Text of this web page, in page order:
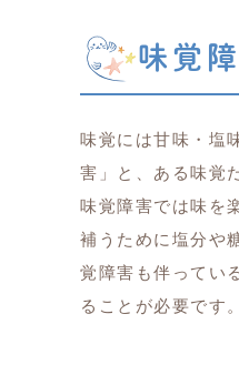
味覚
味覚には甘味・塩
害」と、ある味覚
味覚障害では味を
補うために塩分や
覚障害も伴ってい
ることが必要です。